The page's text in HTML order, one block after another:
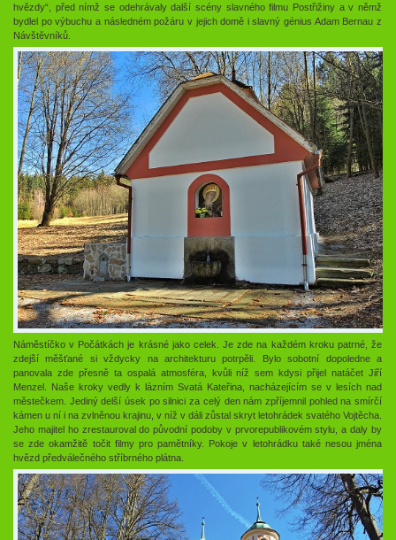
hvězdy“, před nímž se odehrávaly další scény slavného filmu Postřižiny a v němž
bydlel po výbuchu a následném požáru v jejich domě i slavný génius Adam Bernau z
Návštěvníků.
Náměstíčko v Počátkách je krásné jako celek. Je zde na každém kroku patrné, že
zdejší měšťané si vždycky na architekturu potrpěli. Bylo sobotní dopoledne a
panovala zde přesně ta ospalá atmosféra, kvůli níž sem kdysi přijel natáčet Jiří
Menzel. Naše kroky vedly k lázním Svatá Kateřina, nacházejícím se v lesích nad
městečkem. Jediný delší úsek po silnici za celý den nám zpříjemnil pohled na smírčí
kámen u ní i na zvlněnou krajinu, v níž v dáli zůstal skryt letohrádek svatého Vojtěcha.
Jeho majitel ho zrestauroval do původní podoby v prvorepublikovém stylu, a daly by
se zde okamžitě točit filmy pro pamětníky. Pokoje v letohrádku také nesou jména
hvězd předválečného stříbrného plátna.